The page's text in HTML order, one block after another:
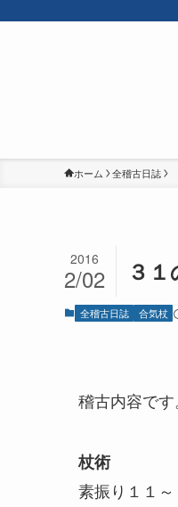
ホーム 全稽古日誌
３
2016
2/02
全稽古日誌 合気杖
稽古内容です
杖術
素振り１１